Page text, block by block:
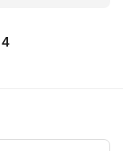
4